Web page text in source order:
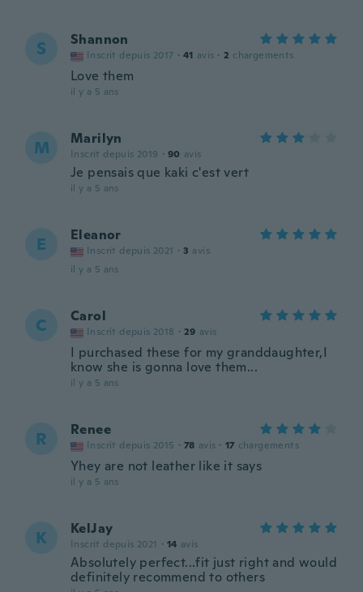
S Shannon
Inscrit depuis 2017 · 41 avis · 2 chargements
Love them
il y a 5 ans
M Marilyn
Inscrit depuis 2019 · 90 avis
Je pensais que kaki c'est vert
il y a 5 ans
E Eleanor
Inscrit depuis 2021 · 3 avis
il y a 5 ans
C Carol
Inscrit depuis 2018 · 29 avis
I purchased these for my granddaughter,I
know she is gonna love them...
il y a 5 ans
R Renee
Inscrit depuis 2015 · 78 avis · 17 chargements
Yhey are not leather like it says
il y a 5 ans
K KelJay
Inscrit depuis 2021 · 14 avis
Absolutely perfect...fit just right and would
definitely recommend to others